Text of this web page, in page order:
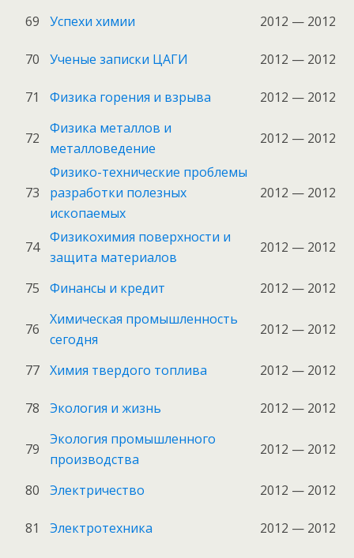
69 Успехи химии 2012 — 2012
70 Ученые записки ЦАГИ 2012 — 2012
71 Физика горения и взрыва 2012 — 2012
72
Физика металлов и
металловедение
2012 — 2012
73
Физико-технические проблемы
разработки полезных
ископаемых
2012 — 2012
74
Физикохимия поверхности и
защита материалов
2012 — 2012
75 Финансы и кредит 2012 — 2012
76
Химическая промышленность
сегодня
2012 — 2012
77 Химия твердого топлива 2012 — 2012
78 Экология и жизнь 2012 — 2012
79
Экология промышленного
производства
2012 — 2012
80 Электричество 2012 — 2012
81 Электротехника 2012 — 2012